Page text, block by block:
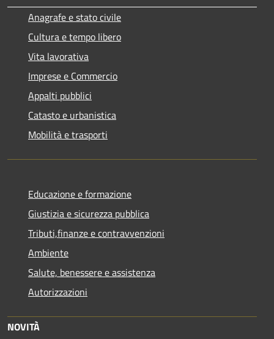
Anagrafe e stato civile
Cultura e tempo libero
Vita lavorativa
Imprese e Commercio
Appalti pubblici
Catasto e urbanistica
Mobilità e trasporti
Educazione e formazione
Giustizia e sicurezza pubblica
Tributi,finanze e contravvenzioni
Ambiente
Salute, benessere e assistenza
Autorizzazioni
NOVITÀ